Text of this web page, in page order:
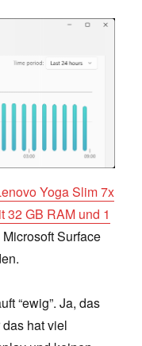
Yoga Slim 7x
32 GB RAM und 1
Surface
“ewig”. Ja, das
hat viel